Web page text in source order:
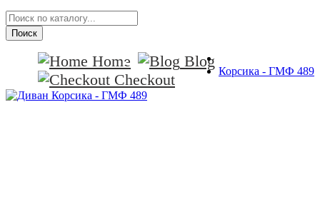
Поиск
Home
Blog
Checkout
Корсика - ГМФ 489